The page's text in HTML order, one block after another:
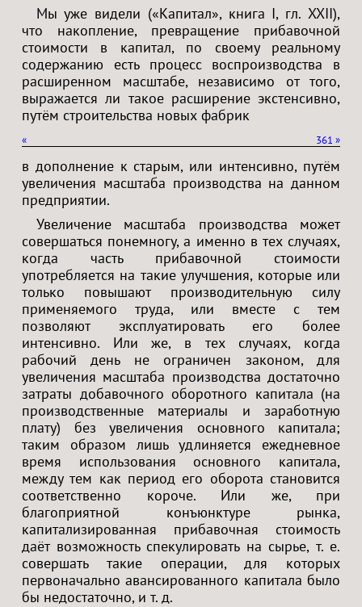
Мы уже видели («Капитал», книга I, гл. XXII),
что накопление, превращение прибавочной
стоимости в капитал, по своему реальному
содержанию есть процесс воспроизводства в
расширенном масштабе, независимо от того,
выражается ли такое расширение экстенсивно,
путём строительства новых фабрик
« »
361
в дополнение к старым, или интенсивно, путём
увеличения масштаба производства на данном
предприятии.
Увеличение масштаба производства может
совершаться понемногу, а именно в тех случаях,
когда часть прибавочной стоимости
употребляется на такие улучшения, которые или
только повышают производительную силу
применяемого труда, или вместе с тем
позволяют эксплуатировать его более
интенсивно. Или же, в тех случаях, когда
рабочий день не ограничен законом, для
увеличения масштаба производства достаточно
затраты добавочного оборотного капитала (на
производственные материалы и заработную
плату) без увеличения основного капитала;
таким образом лишь удлиняется ежедневное
время использования основного капитала,
между тем как период его оборота становится
соответственно короче. Или же, при
благоприятной конъюнктуре рынка,
капитализированная прибавочная стоимость
даёт возможность спекулировать на сырье, т. е.
совершать такие операции, для которых
первоначально авансированного капитала было
бы недостаточно, и т. д.